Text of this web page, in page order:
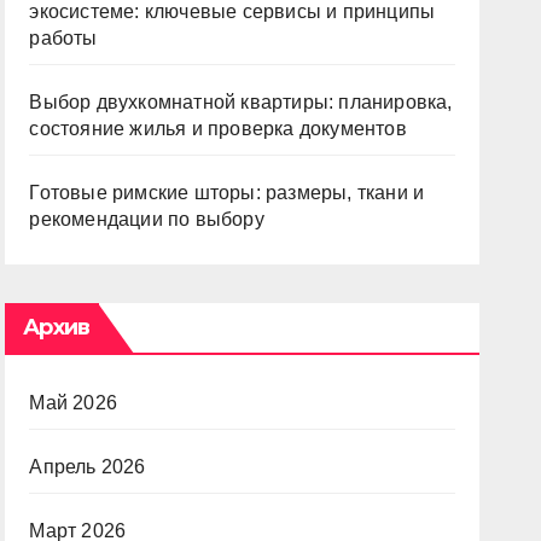
экосистеме: ключевые сервисы и принципы
работы
Выбор двухкомнатной квартиры: планировка,
состояние жилья и проверка документов
Готовые римские шторы: размеры, ткани и
рекомендации по выбору
Архив
Май 2026
Апрель 2026
Март 2026